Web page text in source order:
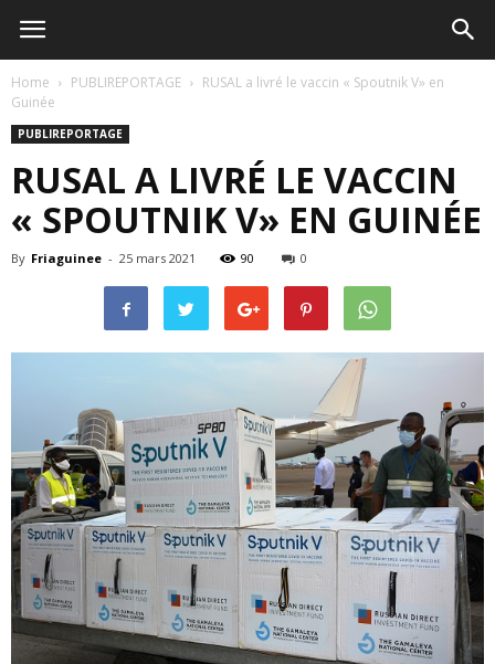
Home PUBLIREPORTAGE
RUSAL a livré le vaccin « Spoutnik V» en
Guinée
PUBLIREPORTAGE
RUSAL A LIVRÉ LE VACCIN
« SPOUTNIK V» EN GUINÉE
By Friaguinee - 25 mars 2021 90 0